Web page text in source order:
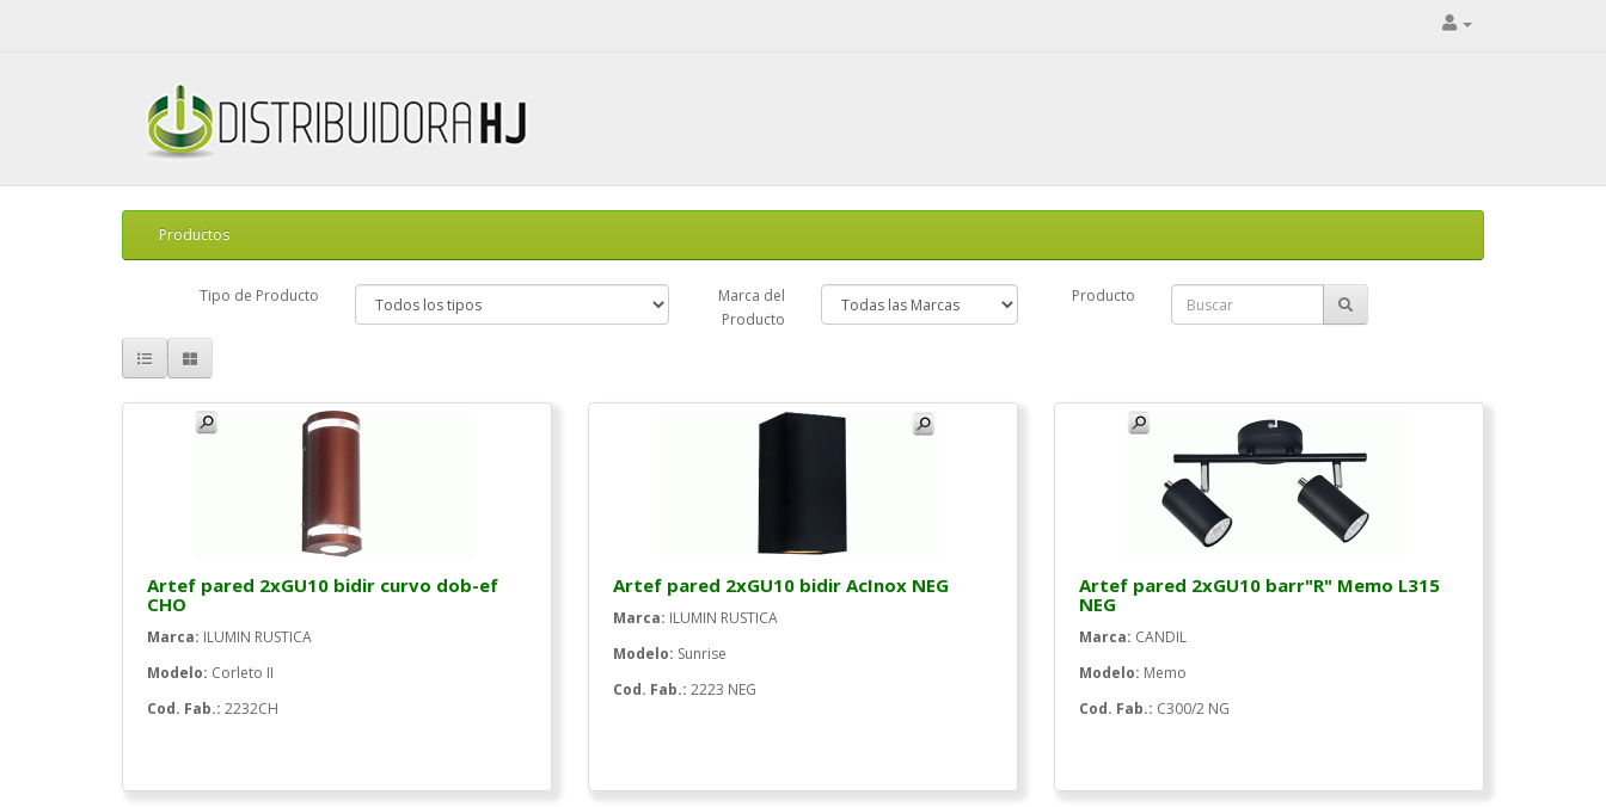
Productos
Tipo de Producto
Marca del
Producto
Producto
Artef pared 2xGU10 bidir curvo dob-ef
CHO
Marca: ILUMIN RUSTICA
Modelo: Corleto II
Cod. Fab.: 2232CH
Artef pared 2xGU10 bidir AcInox NEG
Marca: ILUMIN RUSTICA
Modelo: Sunrise
Cod. Fab.: 2223 NEG
Artef pared 2xGU10 barr"R" Memo L315
NEG
Marca: CANDIL
Modelo: Memo
Cod. Fab.: C300/2 NG